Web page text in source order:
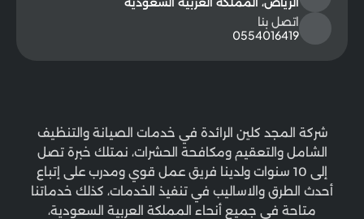
اتصل بنا
0554016419
شركة المجد كلين الرائدة في خدمات الصيانة والتنظيف
الشامل والتعقيم ومكافحة الحشرات، نمتلك خبرة تصل
إلى 10 سنوات ولدينا فريق عمل قوي ومدرب على إتباع
أحدث الطرق والاساليب في تنفيذ الخدمات، كذلك خدماتنا
متاحة في جميع أنحاء المملكة العربية السعودية،